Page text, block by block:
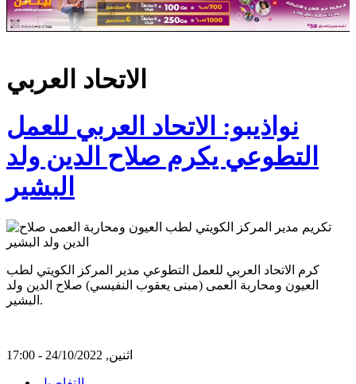
الاتحاد العربي
نواذيبو: الاتحاد العربي للعمل
التطوعي يكرم صلاح الدين ولد
البشير
كرم الاتحاد العربي للعمل التطوعي مدير المركز الكويتي لطب
العيون ومحاربة العمى (مبنى يعقوب النفيسي) صلاح الدين ولد
البشير.
اثنين, 24/10/2022 - 17:00